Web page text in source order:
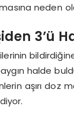
neden
3’ü
halde
aşırı doz